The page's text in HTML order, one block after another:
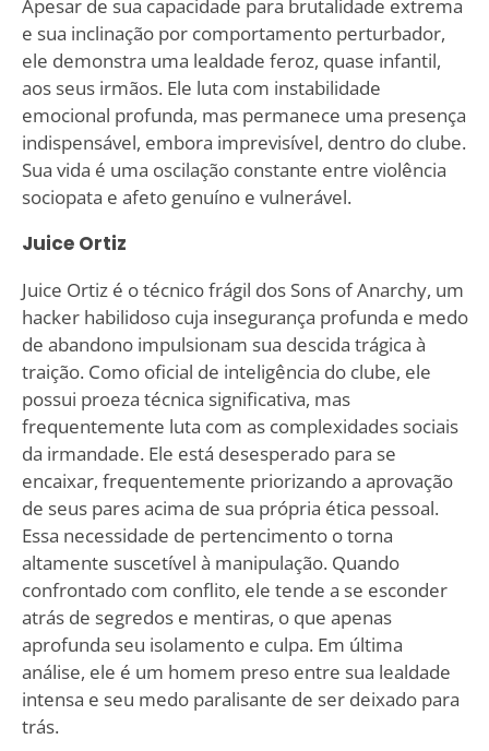
Apesar de sua capacidade para brutalidade extrema
e sua inclinação por comportamento perturbador,
ele demonstra uma lealdade feroz, quase infantil,
aos seus irmãos. Ele luta com instabilidade
emocional profunda, mas permanece uma presença
indispensável, embora imprevisível, dentro do clube.
Sua vida é uma oscilação constante entre violência
sociopata e afeto genuíno e vulnerável.
Juice Ortiz
Juice Ortiz é o técnico frágil dos Sons of Anarchy, um
hacker habilidoso cuja insegurança profunda e medo
de abandono impulsionam sua descida trágica à
traição. Como oficial de inteligência do clube, ele
possui proeza técnica significativa, mas
frequentemente luta com as complexidades sociais
da irmandade. Ele está desesperado para se
encaixar, frequentemente priorizando a aprovação
de seus pares acima de sua própria ética pessoal.
Essa necessidade de pertencimento o torna
altamente suscetível à manipulação. Quando
confrontado com conflito, ele tende a se esconder
atrás de segredos e mentiras, o que apenas
aprofunda seu isolamento e culpa. Em última
análise, ele é um homem preso entre sua lealdade
intensa e seu medo paralisante de ser deixado para
trás.